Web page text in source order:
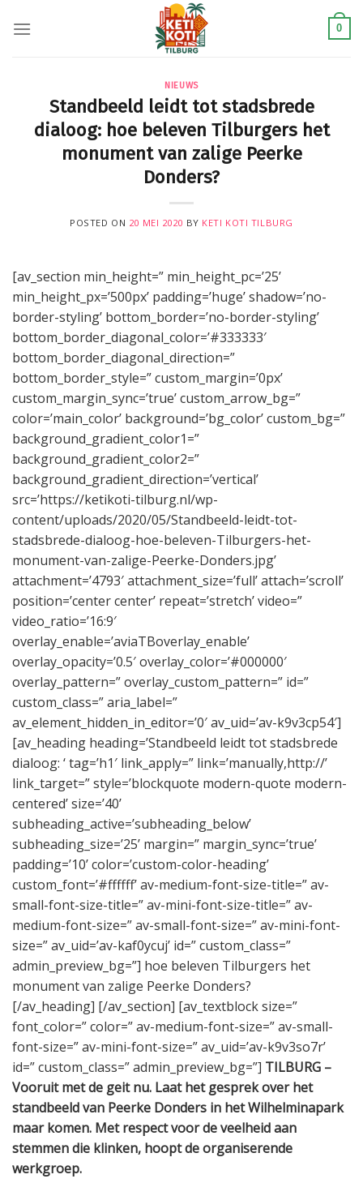
0
NIEUWS
Standbeeld leidt tot stadsbrede
dialoog: hoe beleven Tilburgers het
monument van zalige Peerke
Donders?
POSTED ON 20 MEI 2020 BY KETI KOTI TILBURG
[av_section min_height=” min_height_pc=’25’
min_height_px=’500px’ padding=’huge’ shadow=’no-
border-styling’ bottom_border=’no-border-styling’
bottom_border_diagonal_color=’#333333′
bottom_border_diagonal_direction=”
bottom_border_style=” custom_margin=’0px’
custom_margin_sync=’true’ custom_arrow_bg=”
color=’main_color’ background=’bg_color’ custom_bg=”
background_gradient_color1=”
background_gradient_color2=”
background_gradient_direction=’vertical’
src=’https://ketikoti-tilburg.nl/wp-
content/uploads/2020/05/Standbeeld-leidt-tot-
stadsbrede-dialoog-hoe-beleven-Tilburgers-het-
monument-van-zalige-Peerke-Donders.jpg’
attachment=’4793′ attachment_size=’full’ attach=’scroll’
position=’center center’ repeat=’stretch’ video=”
video_ratio=’16:9′
overlay_enable=’aviaTBoverlay_enable’
overlay_opacity=’0.5′ overlay_color=’#000000′
overlay_pattern=” overlay_custom_pattern=” id=”
custom_class=” aria_label=”
av_element_hidden_in_editor=’0′ av_uid=’av-k9v3cp54′]
[av_heading heading=’Standbeeld leidt tot stadsbrede
dialoog: ‘ tag=’h1′ link_apply=” link=’manually,http://’
link_target=” style=’blockquote modern-quote modern-
centered’ size=’40’
subheading_active=’subheading_below’
subheading_size=’25’ margin=” margin_sync=’true’
padding=’10’ color=’custom-color-heading’
custom_font=’#ffffff’ av-medium-font-size-title=” av-
small-font-size-title=” av-mini-font-size-title=” av-
medium-font-size=” av-small-font-size=” av-mini-font-
size=” av_uid=’av-kaf0ycuj’ id=” custom_class=”
admin_preview_bg=”] hoe beleven Tilburgers het
monument van zalige Peerke Donders?
[/av_heading] [/av_section] [av_textblock size=”
font_color=” color=” av-medium-font-size=” av-small-
font-size=” av-mini-font-size=” av_uid=’av-k9v3so7r’
id=” custom_class=” admin_preview_bg=”] TILBURG –
Vooruit met de geit nu. Laat het gesprek over het
standbeeld van Peerke Donders in het Wilhelminapark
maar komen. Met respect voor de veelheid aan
stemmen die klinken, hoopt de organiserende
werkgroep.